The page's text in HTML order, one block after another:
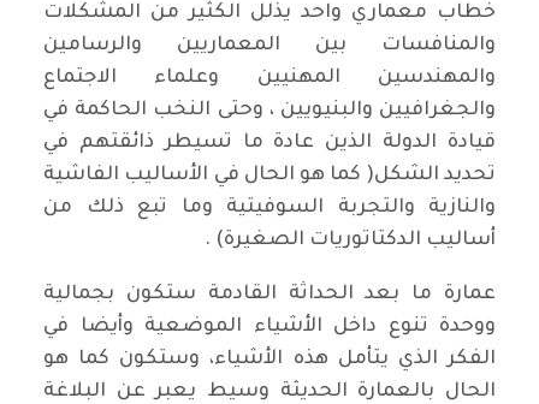
خطاب معماري واحد يذلل الكثير من المشكلات
والمنافسات بين المعماريين والرسامين
والمهندسين المهنيين وعلماء الاجتماع
والجغرافيين والبنيويين ، وحتى النخب الحاكمة في
قيادة الدولة الذين عادة ما تسيطر ذائقتهم في
تحديد الشكل( كما هو الحال في الأساليب الفاشية
والنازية والتجربة السوفيتية وما تبع ذلك من
أساليب الدكتاتوريات الصغيرة) .
عمارة ما بعد الحداثة القادمة ستكون بجمالية
ووحدة تنوع داخل الأشياء الموضعية وأيضا في
الفكر الذي يتأمل هذه الأشياء، وستكون كما هو
الحال بالعمارة الحديثة وسيط يعبر عن البلاغة